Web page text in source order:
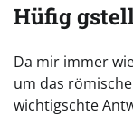
Hüfig
Da mir immer
um das
wichtigschte